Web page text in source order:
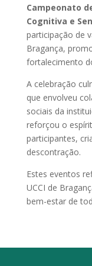
Campeonato
Cognitiva e
participação de
Bragança,
fortalecimento
A celebração
que envolveu
sociais da
reforçou o
participantes,
descontração.
Estes eventos
UCCI de
bem-estar de